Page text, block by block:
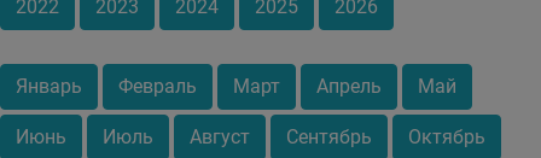
2022 2023 2024 2025 2026
Январь Февраль Март Апрель Май
Июнь Июль Август Сентябрь Октябрь